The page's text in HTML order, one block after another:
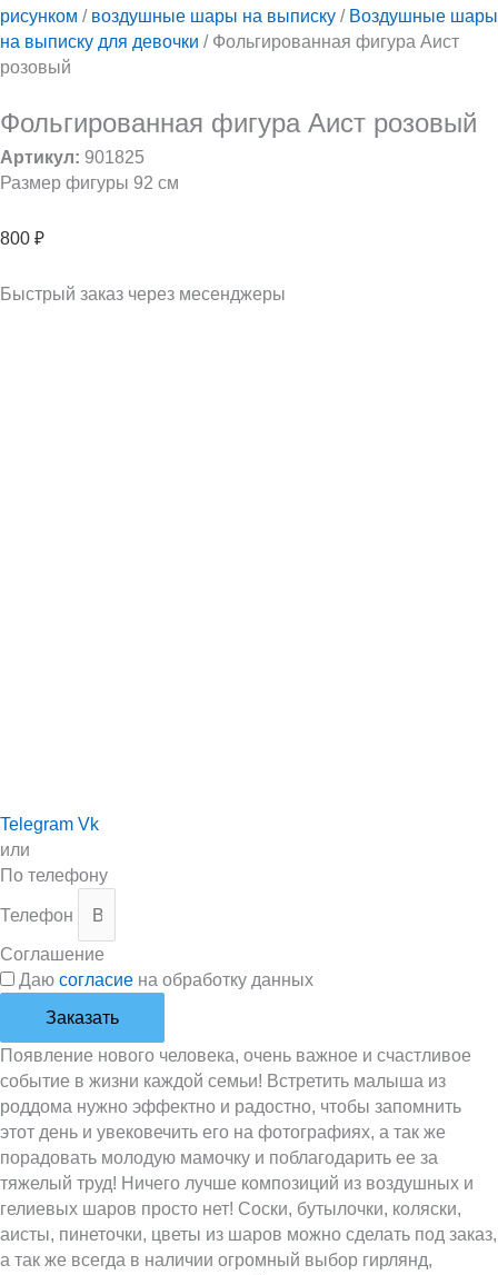
рисунком / воздушные шары на выписку / Воздушные шары
на выписку для девочки / Фольгированная фигура Аист
розовый
Фольгированная фигура Аист розовый
Артикул: 901825
Размер фигуры 92 см
800 ₽
Быстрый заказ через месенджеры
Telegram Vk
или
По телефону
Телефон
Соглашение
Даю согласие на обработку данных
Заказать
Появление нового человека, очень важное и счастливое
событие в жизни каждой семьи! Встретить малыша из
роддома нужно эффектно и радостно, чтобы запомнить
этот день и увековечить его на фотографиях, а так же
порадовать молодую мамочку и поблагодарить ее за
тяжелый труд! Ничего лучше композиций из воздушных и
гелиевых шаров просто нет! Соски, бутылочки, коляски,
аисты, пинеточки, цветы из шаров можно сделать под заказ,
а так же всегда в наличии огромный выбор гирлянд,